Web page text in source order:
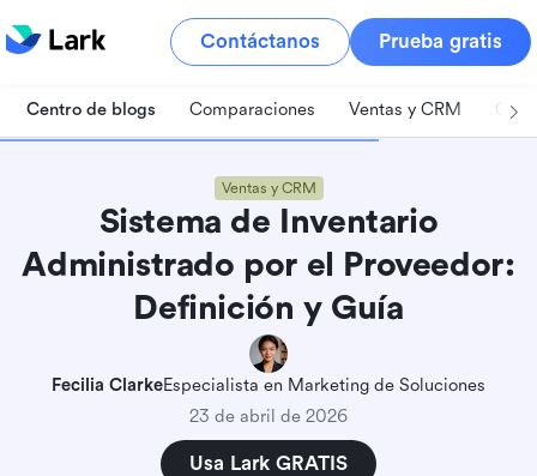
Contáctanos Prueba gratis
Centro de blogs Comparaciones Ventas y CRM
Ventas y CRM
Sistema de Inventario
Administrado por el Proveedor:
Definición y Guía
Fecilia ClarkeEspecialista en Marketing de Soluciones
23 de abril de 2026
Usa Lark GRATIS